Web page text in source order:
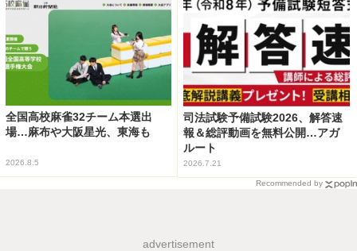
全国高校麻雀32チーム本選出
場…麻布や大阪星光、東海も
2026.8.5
司法試験予備試験2026、解答速
報＆総評動画を無料公開…アガ
ルート
2026.7.21
Recommended by
advertisement